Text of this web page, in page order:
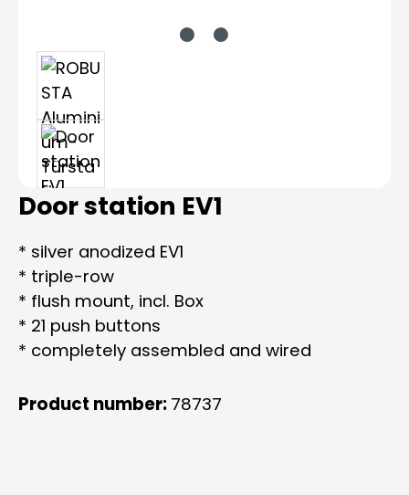
Door station EV1
* silver anodized EV1
* triple-row
* flush mount, incl. Box
* 21 push buttons
* completely assembled and wired
Product number: 78737